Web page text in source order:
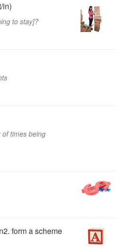
in)
to stay]?
times being
form a scheme